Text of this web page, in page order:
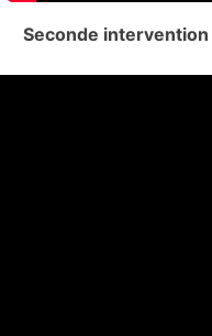
Seconde